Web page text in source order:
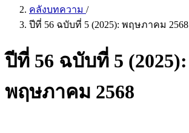
คลังบทความ /
ปีที่ 56 ฉบับที่ 5 (2025): พฤษภาคม 2568
ปีที่ 56 ฉบับที่ 5 (2025):
พฤษภาคม 2568